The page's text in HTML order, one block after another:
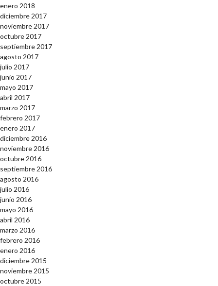
enero 2018
diciembre 2017
noviembre 2017
octubre 2017
septiembre 2017
agosto 2017
julio 2017
junio 2017
mayo 2017
abril 2017
marzo 2017
febrero 2017
enero 2017
diciembre 2016
noviembre 2016
octubre 2016
septiembre 2016
agosto 2016
julio 2016
junio 2016
mayo 2016
abril 2016
marzo 2016
febrero 2016
enero 2016
diciembre 2015
noviembre 2015
octubre 2015